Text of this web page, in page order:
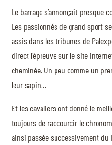
Le barrage s’annonçait presque
Les passionnés de grand sport
assis dans les tribunes de
direct l’épreuve sur le site
cheminée. Un peu comme un
leur sapin…
Et les cavaliers ont donné le
toujours de raccourcir le
ainsi passée successivement du